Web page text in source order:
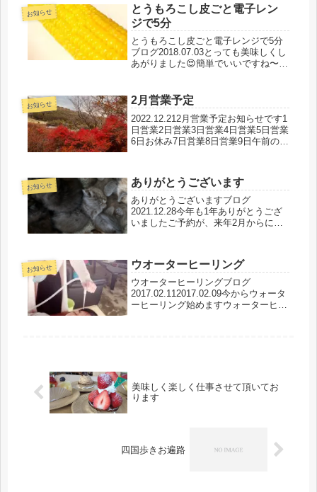
サァッ！家のこと済ませなきゃ🎶だい
ぶ涼し...
お知らせ
とうもろこし皮ごと電子レン
ジで5分
とうもろこし皮ごと電子レンジで5分
ブログ2018.07.03とっても美味しくし
あがりました😍簡単でいいですね〜
んで食べてます今回の大阪行き、台風
が少し早かったらいけ...
お知らせ 2月営業予定
2022.12.212月営業予定お知らせです1
日営業2日営業3日営業4日営業5日営業
6日お休み7日営業8日営業9日午前のみ
日✖️18日✖️19日営業20日✖️2...
お知らせ ありがとうございます
ありがとうございますブログ
2021.12.28今年も1年ありがとうござ
いましたご予約が、来年2月からにな
もう1匹ニャンコを飼いたくて、でも
家にいない事が多くて、親にもうダ
メ...
お知らせ ウオーターヒーリング
ウオーターヒーリングブログ
2017.02.112017.02.09今からウォータ
ーヒーリング始めますウォーターヒー
美味しく楽しく仕事させて頂いてお
ります
四国歩きお遍路